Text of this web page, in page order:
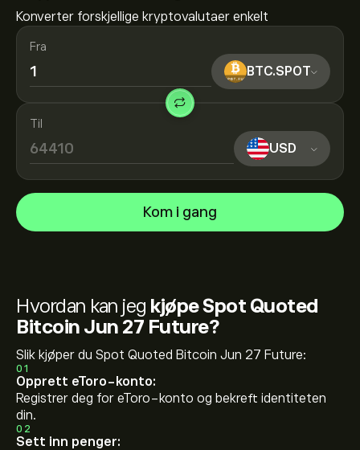
Konverter forskjellige kryptovalutaer enkelt
Fra
BTC.SPOT
Til
USD
Kom i gang
Hvordan kan jeg kjøpe Spot Quoted
Bitcoin Jun 27 Future?
Slik kjøper du Spot Quoted Bitcoin Jun 27 Future:
01
Opprett eToro-konto:
Registrer deg for eToro-konto og bekreft identiteten
din.
02
Sett inn penger: